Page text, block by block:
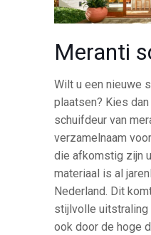
Meranti
Wilt u een nieuwe
plaatsen? Kies
schuifdeur van
verzamelnaam
die afkomstig zijn
materiaal is al
Nederland. Dit
stijlvolle uitstraling
ook door de hoge